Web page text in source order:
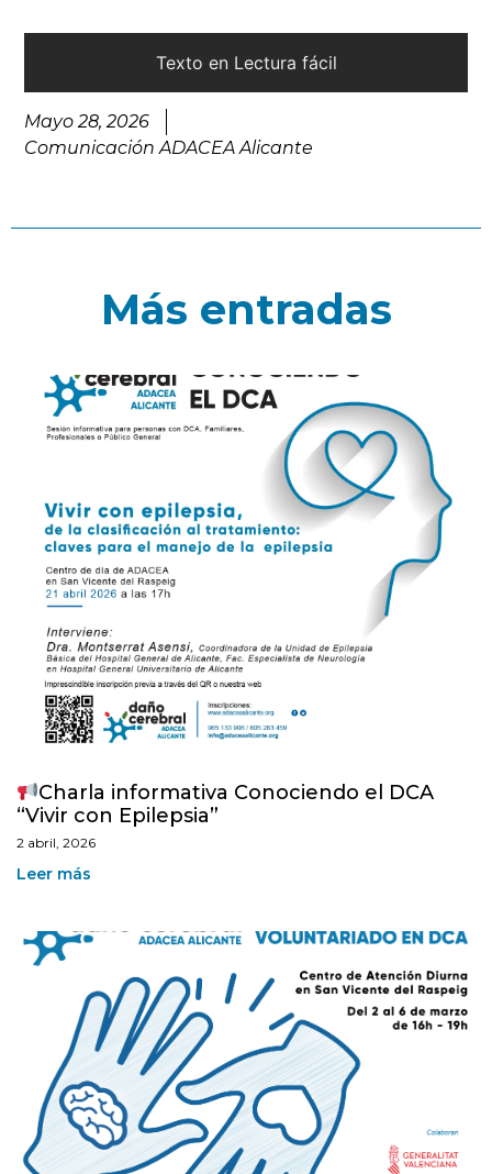
Texto en Lectura fácil
Mayo 28, 2026
Comunicación ADACEA Alicante
Más entradas
Charla informativa Conociendo el DCA
“Vivir con Epilepsia”
2 abril, 2026
Leer más